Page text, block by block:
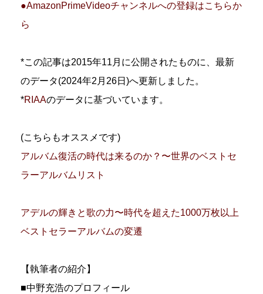
●AmazonPrimeVideoチャンネルへの登録はこちらか
ら
*この記事は2015年11月に公開されたものに、最新
のデータ(2024年2月26日)へ更新しました。
*RIAAのデータに基づいています。
(こちらもオススメです)
アルバム復活の時代は来るのか？〜世界のベストセ
ラーアルバムリスト
アデルの輝きと歌の力〜時代を超えた1000万枚以上
ベストセラーアルバムの変遷
【執筆者の紹介】
■中野充浩のプロフィール